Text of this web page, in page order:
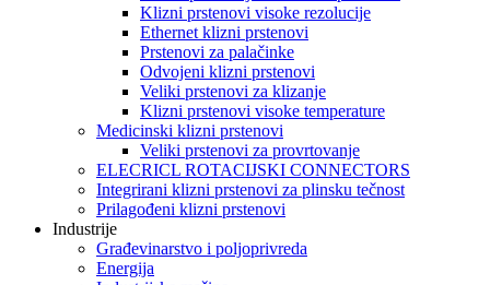
Klizni prstenovi visoke rezolucije
Ethernet klizni prstenovi
Prstenovi za palačinke
Odvojeni klizni prstenovi
Veliki prstenovi za klizanje
Klizni prstenovi visoke temperature
Medicinski klizni prstenovi
Veliki prstenovi za provrtovanje
ELECRICL ROTACIJSKI CONNECTORS
Integrirani klizni prstenovi za plinsku tečnost
Prilagođeni klizni prstenovi
Industrije
Građevinarstvo i poljoprivreda
Energija